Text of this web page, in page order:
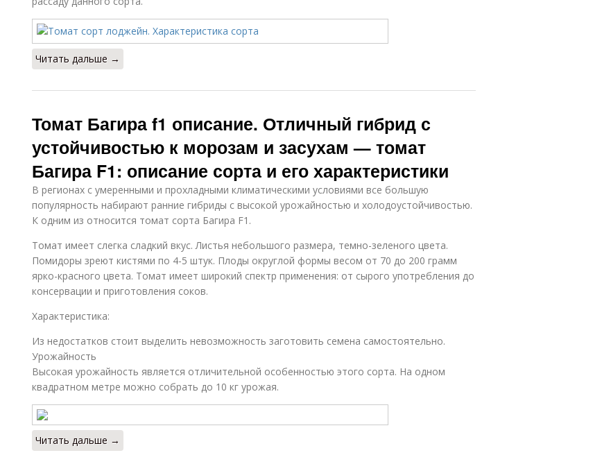
Читать дальше →
Томат Багира f1 описание. Отличный гибрид с
устойчивостью к морозам и засухам — томат
Багира F1: описание сорта и его характеристики
В регионах с умеренными и прохладными климатическими условиями все большую
популярность набирают ранние гибриды с высокой урожайностью и холодоустойчивостью.
К одним из относится томат сорта Багира F1.
Томат имеет слегка сладкий вкус. Листья небольшого размера, темно-зеленого цвета.
Помидоры зреют кистями по 4-5 штук. Плоды округлой формы весом от 70 до 200 грамм
ярко-красного цвета. Томат имеет широкий спектр применения: от сырого употребления до
консервации и приготовления соков.
Характеристика:
Из недостатков стоит выделить невозможность заготовить семена самостоятельно.
Урожайность
Высокая урожайность является отличительной особенностью этого сорта. На одном
квадратном метре можно собрать до 10 кг урожая.
Читать дальше →